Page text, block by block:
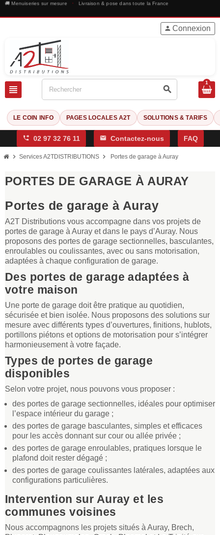
🚚 Menuiseries sur mesure · Livraison & pose dans toute la France
view_headline search
person Connexion
1
LE COIN INFO PAGES LOCALES A2T SOLUTIONS & TARIFS
phone_forwarded 02 97 32 76 11 mail Contactez-nous FAQ
chevron_right Services A2TDISTRIBUTIONS chevron_right Portes de garage à Auray
PORTES DE GARAGE À AURAY
Portes de garage à Auray
A2T Distributions vous accompagne dans vos projets de
portes de garage à Auray et dans le pays d’Auray. Nous
proposons des portes de garage sectionnelles, basculantes,
enroulables ou coulissantes, avec ou sans motorisation,
adaptées à chaque configuration de garage.
Des portes de garage adaptées à
votre maison
Une porte de garage doit être pratique au quotidien,
sécurisée et bien isolée. Nous proposons des solutions sur
mesure avec différents types d’ouvertures, finitions, hublots,
portillons piétons et options de motorisation pour s’intégrer
harmonieusement à votre façade.
Types de portes de garage
disponibles
Selon votre projet, nous pouvons vous proposer :
des portes de garage sectionnelles, idéales pour optimiser
l’espace intérieur du garage ;
des portes de garage basculantes, simples et efficaces
pour les accès donnant sur cour ou allée privée ;
des portes de garage enroulables, pratiques lorsque le
plafond doit rester dégagé ;
des portes de garage coulissantes latérales, adaptées aux
configurations particulières.
Intervention sur Auray et les
communes voisines
Nous accompagnons les projets situés à Auray, Brech,